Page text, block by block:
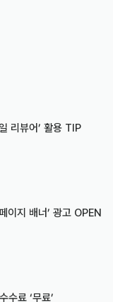
리뷰어’ 활용 TIP
이지 배너’ 광고 OPEN
수료 ‘무료’